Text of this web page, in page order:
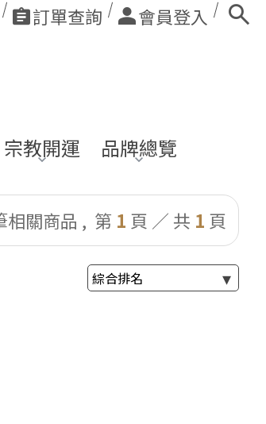
訂單查詢 會員登入
宗教開運 品牌總覽
相關商品 , 第 1 頁 ／ 共 1 頁